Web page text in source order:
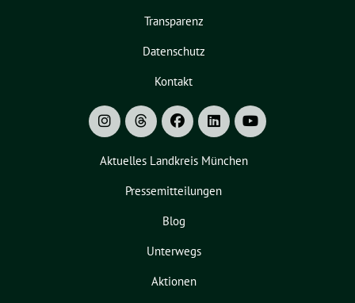
Transparenz
Datenschutz
Kontakt
Aktuelles Landkreis München
Pressemitteilungen
Blog
Unterwegs
Aktionen